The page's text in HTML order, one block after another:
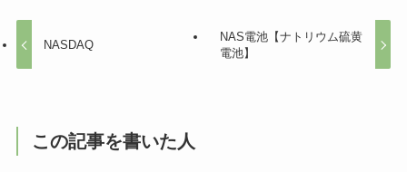
NASDAQ
NAS電池【ナトリウム硫黄
電池】
この記事を書いた人